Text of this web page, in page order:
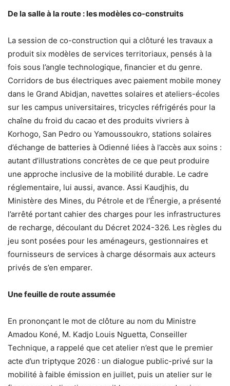
De la salle à la route : les modèles co-construits
La session de co-construction qui a clôturé les travaux a
produit six modèles de services territoriaux, pensés à la
fois sous l’angle technologique, financier et du genre.
Corridors de bus électriques avec paiement mobile money
dans le Grand Abidjan, navettes solaires et ateliers-écoles
sur les campus universitaires, tricycles réfrigérés pour la
chaîne du froid du cacao et des produits vivriers à
Korhogo, San Pedro ou Yamoussoukro, stations solaires
d’échange de batteries à Odienné liées à l’accès aux soins :
autant d’illustrations concrètes de ce que peut produire
une approche inclusive de la mobilité durable. Le cadre
réglementaire, lui aussi, avance. Assi Kaudjhis, du
Ministère des Mines, du Pétrole et de l’Énergie, a présenté
l’arrêté portant cahier des charges pour les infrastructures
de recharge, découlant du Décret 2024-326. Les règles du
jeu sont posées pour les aménageurs, gestionnaires et
fournisseurs de services à charge désormais aux acteurs
privés de s’en emparer.
Une feuille de route assumée
En prononçant le mot de clôture au nom du Ministre
Amadou Koné, M. Kadjo Louis Nguetta, Conseiller
Technique, a rappelé que cet atelier n’est que le premier
acte d’un triptyque 2026 : un dialogue public-privé sur la
mobilité à faible émission en juillet, puis un atelier sur le